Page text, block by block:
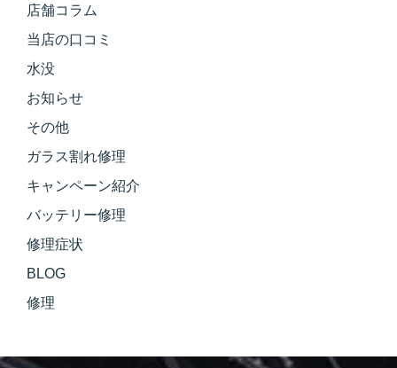
店舗コラム
当店の口コミ
水没
お知らせ
その他
ガラス割れ修理
キャンペーン紹介
バッテリー修理
修理症状
BLOG
修理